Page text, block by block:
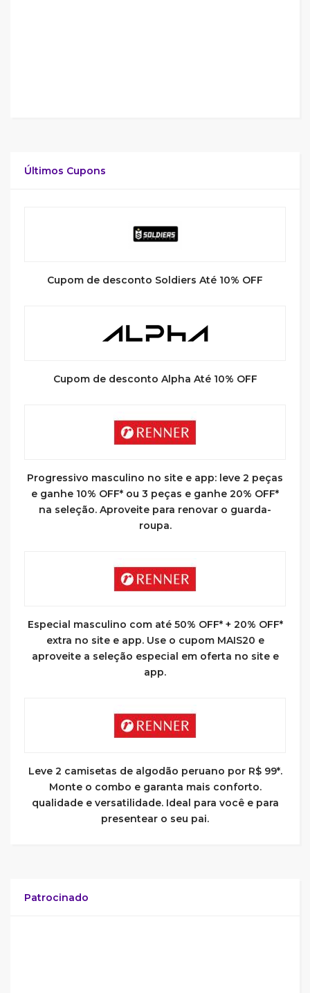
Últimos Cupons
Cupom de desconto Soldiers Até 10% OFF
Cupom de desconto Alpha Até 10% OFF
Progressivo masculino no site e app: leve 2 peças
e ganhe 10% OFF* ou 3 peças e ganhe 20% OFF*
na seleção. Aproveite para renovar o guarda-
roupa.
Especial masculino com até 50% OFF* + 20% OFF*
extra no site e app. Use o cupom MAIS20 e
aproveite a seleção especial em oferta no site e
app.
Leve 2 camisetas de algodão peruano por R$ 99*.
Monte o combo e garanta mais conforto.
qualidade e versatilidade. Ideal para você e para
presentear o seu pai.
Patrocinado